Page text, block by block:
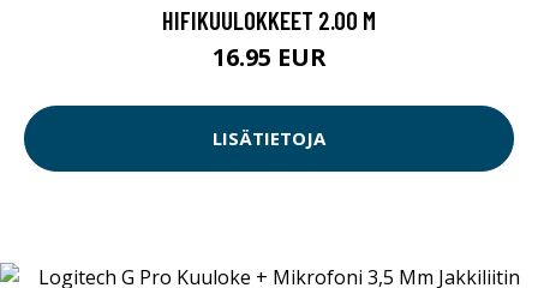
HIFIKUULOKKEET 2.00 M
16.95 EUR
LISÄTIETOJA